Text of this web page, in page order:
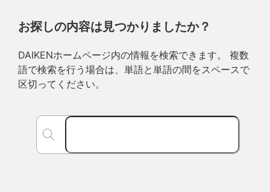
お探しの内容は見つかりましたか？
DAIKENホームページ内の情報を検索できます。 複数
語で検索を行う場合は、単語と単語の間をスペースで
区切ってください。